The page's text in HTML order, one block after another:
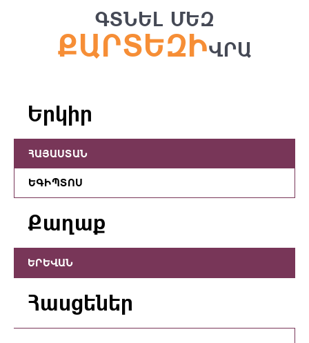
ԳՏՆԵԼ ՄԵԶ
ՔԱՐՏԵԶԻՎՐԱ
Երկիր
ՀԱՅԱՍՏԱՆ
ԵԳԻՊՏՈՍ
Քաղաք
ԵՐԵՎԱՆ
Հասցեներ